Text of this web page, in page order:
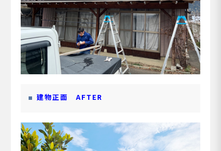
建物正面AFTER